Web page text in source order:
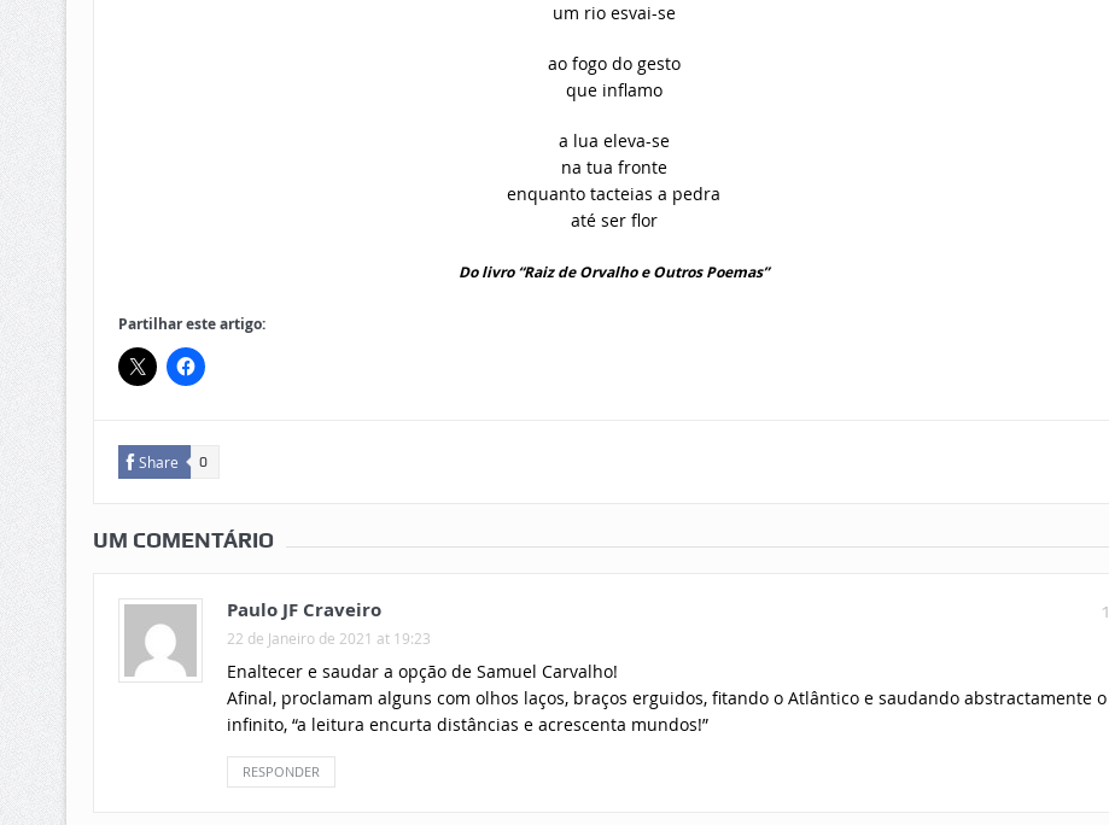
um rio esvai-se
ao fogo do gesto
que inflamo
a lua eleva-se
na tua fronte
enquanto tacteias a pedra
até ser flor
Do livro “Raiz de Orvalho e Outros Poemas”
Partilhar este artigo:
Share 0
UM COMENTÁRIO
1
Paulo JF Craveiro
22 de Janeiro de 2021 at 19:23
Enaltecer e saudar a opção de Samuel Carvalho!
Afinal, proclamam alguns com olhos laços, braços erguidos, fitando o Atlântico e saudando abstractamente o
infinito, “a leitura encurta distâncias e acrescenta mundos!”
RESPONDER